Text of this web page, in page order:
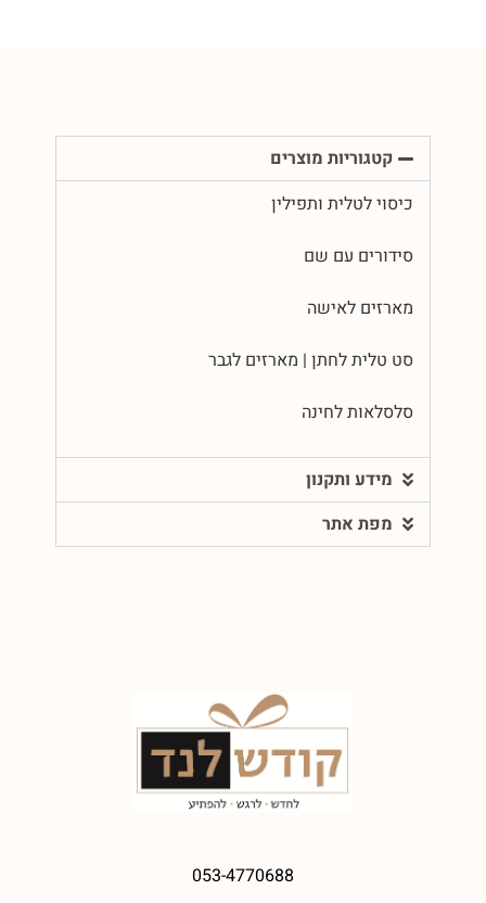
קטגוריות מוצרים
כיסוי לטלית ותפילין
סידורים עם שם
מארזים לאישה
סט טלית לחתן | מארזים לגבר
סלסלאות לחינה
מידע ותקנון
מפת אתר
053-4770688